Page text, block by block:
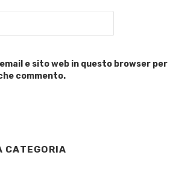
e sito web in questo browser per
commento.
CATEGORIA